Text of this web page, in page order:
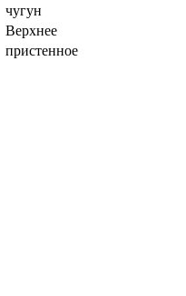
чугун
Верхнее
пристенное